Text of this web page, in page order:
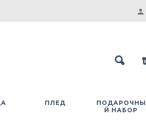
ПЛЕД
ПОДАРОЧНЫ
Й НАБОР